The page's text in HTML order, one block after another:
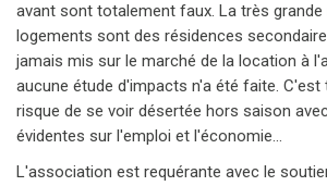
avant sont totalement faux. La très
logements sont des résidences
jamais mis sur le marché de la location à
aucune étude d'impacts n'a été faite. C'est
risque de se voir désertée hors saison
évidentes sur l'emploi et l'économie...
L'association est requérante avec le